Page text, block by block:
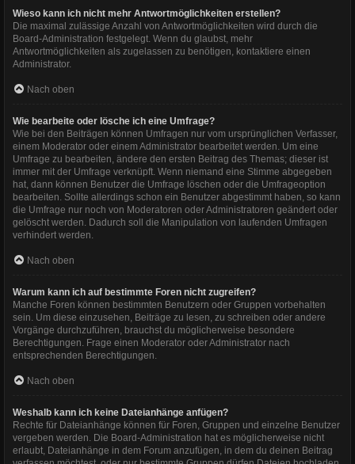
Wieso kann ich nicht mehr Antwortmöglichkeiten erstellen?
Die maximal zulässige Anzahl von Antwortmöglichkeiten wird durch die
Board-Administration festgelegt. Wenn du glaubst, mehr
Antwortmöglichkeiten als zugelassen zu benötigen, kontaktiere einen
Administrator.
Nach oben
Wie bearbeite oder lösche ich eine Umfrage?
Wie bei den Beiträgen können Umfragen nur vom ursprünglichen Verfasser,
einem Moderator oder einem Administrator bearbeitet werden. Um eine
Umfrage zu bearbeiten, ändere den ersten Beitrag des Themas; dieser ist
immer mit der Umfrage verknüpft. Wenn niemand eine Stimme abgegeben
hat, dann können Benutzer die Umfrage löschen oder die Umfrageoption
bearbeiten. Sollte allerdings schon ein Benutzer abgestimmt haben, so kann
die Umfrage nur noch von Moderatoren oder Administratoren geändert oder
gelöscht werden. Dadurch soll die Manipulation von laufenden Umfragen
verhindert werden.
Nach oben
Warum kann ich auf bestimmte Foren nicht zugreifen?
Manche Foren können bestimmten Benutzern oder Gruppen vorbehalten
sein. Um diese einzusehen, Beiträge zu lesen, zu schreiben oder andere
Vorgänge durchzuführen, brauchst du möglicherweise besondere
Berechtigungen. Frage einen Moderator oder Administrator nach
entsprechenden Berechtigungen.
Nach oben
Weshalb kann ich keine Dateianhänge anfügen?
Rechte für Dateianhänge können für Foren, Gruppen und einzelne Benutzer
vergeben werden. Die Board-Administration hat es möglicherweise nicht
erlaubt, Dateianhänge in dem Forum anzufügen, in dem du deinen Beitrag